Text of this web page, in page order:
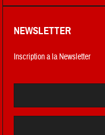
NEWSLETTER
Inscription a la Newsletter